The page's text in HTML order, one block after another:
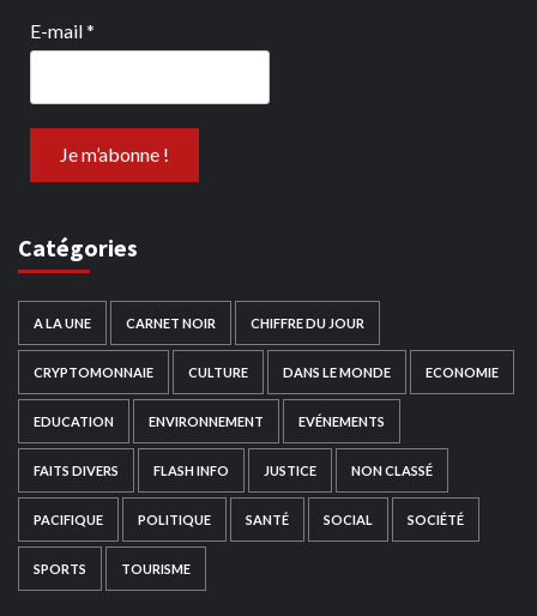
E-mail*
Catégories
A LA UNE CARNET NOIR CHIFFRE DU JOUR
CRYPTOMONNAIE CULTURE DANS LE MONDE ECONOMIE
EDUCATION ENVIRONNEMENT EVÉNEMENTS
FAITS DIVERS FLASH INFO JUSTICE NON CLASSÉ
PACIFIQUE POLITIQUE SANTÉ SOCIAL SOCIÉTÉ
SPORTS TOURISME